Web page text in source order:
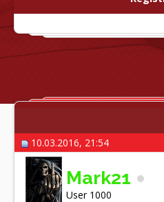
10.03.2016, 21:54
Mark21
User 1000